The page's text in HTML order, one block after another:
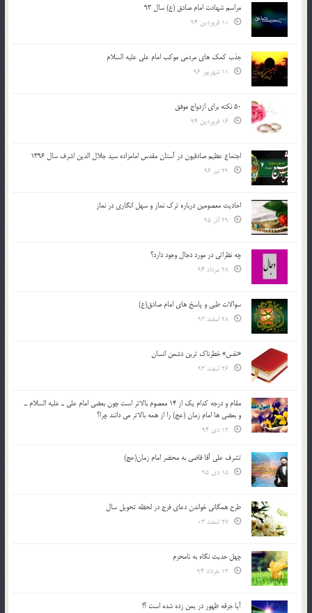
مراسم شهادت امام صادق (ع) سال 93
جذب کمک های مردمی موکب امام علی علیه السلام
50 نکته برای ازدواج موفق
اجتماع عظیم صادقیون در آستان مقدس امامزاده سید جلال الدین اشرف سال 1396
احادیث معصومین درباره ترک نماز و سهل انگاری در نماز
چه نظراتی در مورد دجال وجود دارد؟
سوالات طبی و پاسخ های امام صادق(ع)
«نفس» خطرناک ترین دشمن انسان
مقام و درجه كدام يك از 14 معصوم بالاتر است چون بعضي امام علي ـ عليه السلام ـ
و بعضي ها امام زمان (عج) را از همه بالاتر مي دانند چرا؟
تشرف علي آقا قاضي به محضر امام زمان(عج)
طرح همگانی خواندن دعای فرج در لحظه تحویل سال
چهل حدیث نگاه به نامحرم
آیا جرقه ظهور در یمن زده شده است ؟!